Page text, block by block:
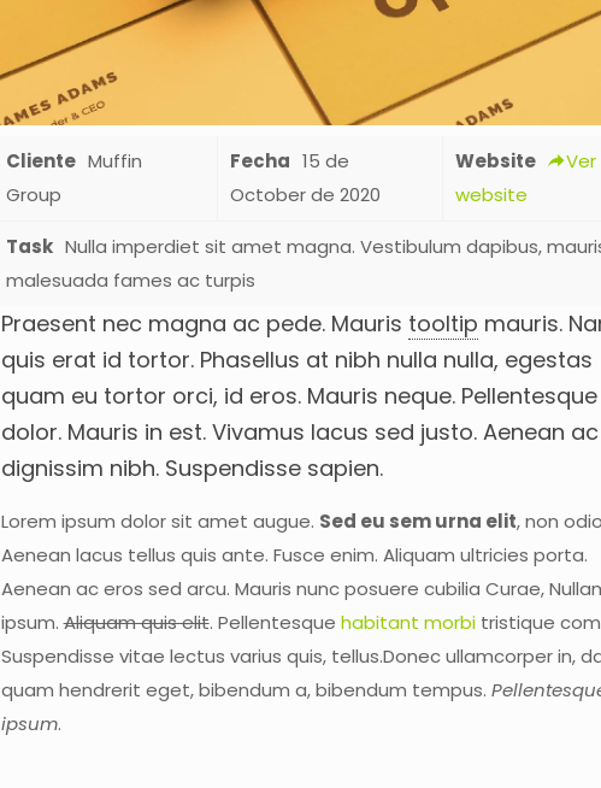
Cliente Muffin
Group
Fecha 15 de
October de 2020
Website
Ver
website
Task Nulla imperdiet sit amet magna. Vestibulum dapibus,
malesuada fames ac turpis
Praesent nec magna ac pede. Mauris tooltip mauris.
quis erat id tortor. Phasellus at nibh nulla nulla, egestas
quam eu tortor orci, id eros. Mauris neque. Pellentesque
dolor. Mauris in est. Vivamus lacus sed justo. Aenean ac
dignissim nibh. Suspendisse sapien.
Lorem ipsum dolor sit amet augue. Sed eu sem urna elit, non
Aenean lacus tellus quis ante. Fusce enim. Aliquam ultricies porta.
Aenean ac eros sed arcu. Mauris nunc posuere cubilia Curae,
ipsum.Aliquam quis elit. Pellentesque habitant morbitristique
Suspendisse vitae lectus varius quis, tellus.Donec ullamcorper in,
quam hendrerit eget, bibendum a, bibendum tempus.
ipsum.